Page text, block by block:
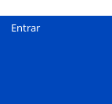
Entrar